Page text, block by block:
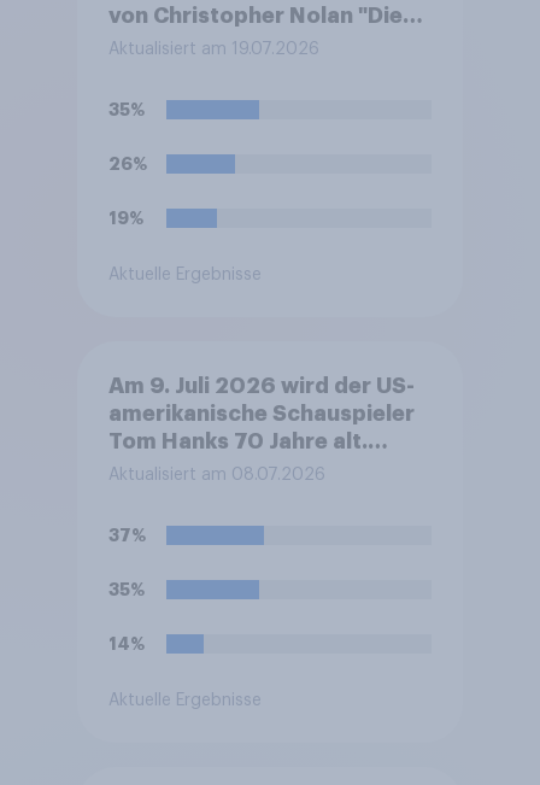
von Christopher Nolan "Die
Odyssee" in die deutschen
Schauspielern Matt Damon,
Anne Hathaway und Tom
Holland. Haben Sie vor, den
Aktualisiert am 19.07.2026
35%
26%
19%
Aktuelle Ergebnisse
Am 9. Juli 2026 wird der US-
amerikanische Schauspieler
Tom Hanks 70 Jahre alt.
Welche Meinung haben Sie zu
Aktualisiert am 08.07.2026
37%
35%
14%
Aktuelle Ergebnisse